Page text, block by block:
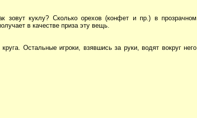
зовут куклу? Сколько орехов (конфет и пр.) в прозрачном
в качестве приза эту вещь.
Остальные игроки, взявшись за руки, водят вокруг него